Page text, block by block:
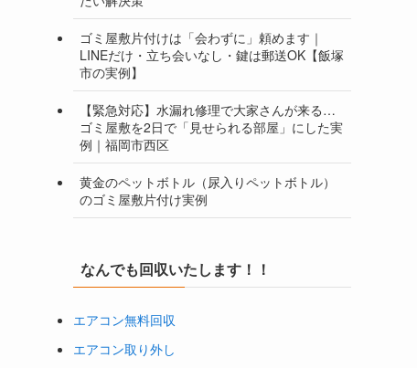
ゴミ屋敷片付けは「会わずに」頼めます｜
LINEだけ・立ち会いなし・鍵は郵送OK【飯塚
市の実例】
【緊急対応】水漏れ修理で大家さんが来る…
ゴミ屋敷を2日で「見せられる部屋」にした実
例｜福岡市西区
黄金のペットボトル（尿入りペットボトル）
のゴミ屋敷片付け実例
なんでも回収いたします！！
エアコン無料回収
エアコン取り外し